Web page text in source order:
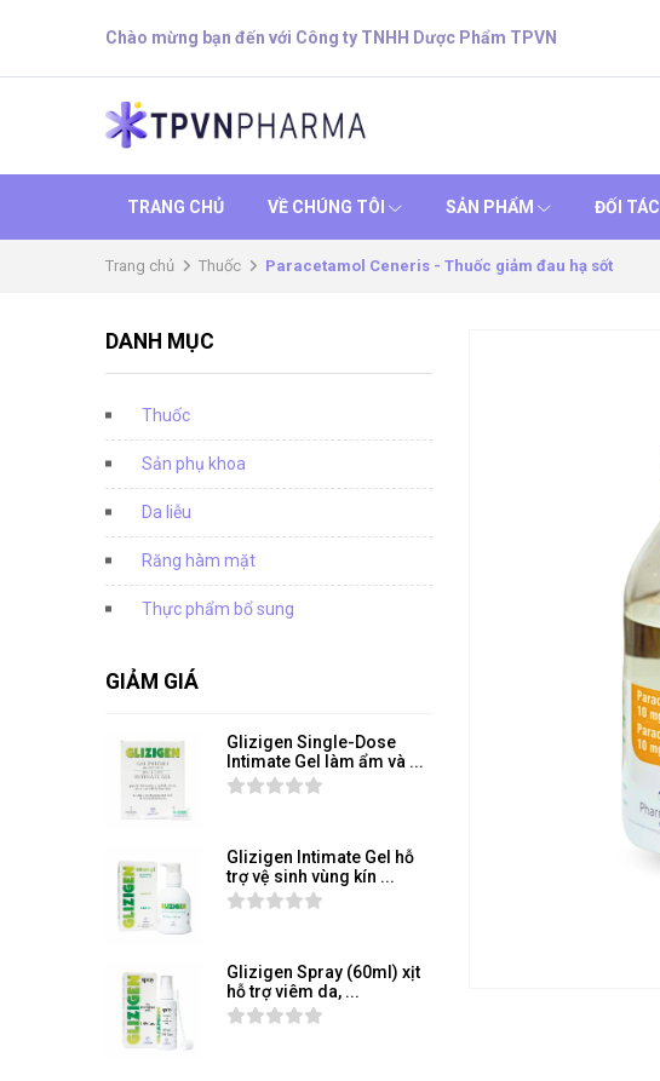
Chào mừng bạn đến với Công ty TNHH Dược Phẩm TPVN
TRANG CHỦ VỀ CHÚNG TÔI SẢN PHẨM ĐỐI TÁC
Trang chủ Thuốc Paracetamol Ceneris - Thuốc giảm đau hạ sốt
DANH MỤC
Thuốc
Sản phụ khoa
Da liễu
Răng hàm mặt
Thực phẩm bổ sung
GIẢM GIÁ
Glizigen Single-Dose
Intimate Gel làm ẩm và ...
Glizigen Intimate Gel hỗ
trợ vệ sinh vùng kín ...
Glizigen Spray (60ml) xịt
hỗ trợ viêm da, ...